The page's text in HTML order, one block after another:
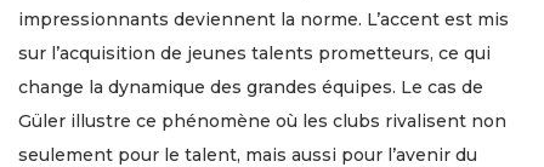
impressionnants deviennent la norme. L’accent est mis
sur l’acquisition de jeunes talents prometteurs, ce qui
change la dynamique des grandes équipes. Le cas de
Güler illustre ce phénomène où les clubs rivalisent non
seulement pour le talent, mais aussi pour l’avenir du